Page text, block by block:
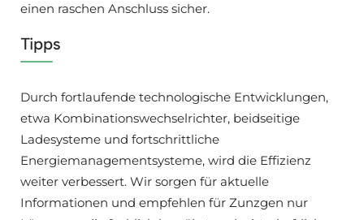
einen raschen Anschluss sicher.
Tipps
Durch fortlaufende technologische Entwicklungen,
etwa Kombinationswechselrichter, beidseitige
Ladesysteme und fortschrittliche
Energiemanagementsysteme, wird die Effizienz
weiter verbessert. Wir sorgen für aktuelle
Informationen und empfehlen für Zunzgen nur